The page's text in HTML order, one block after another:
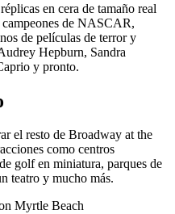
en cera de tamaño real
campeones de NASCAR,
de películas de terror y
Hepburn, Sandra
y pronto.
el resto de Broadway at the
como centros
golf en miniatura, parques de
teatro y mucho más.
Myrtle Beach